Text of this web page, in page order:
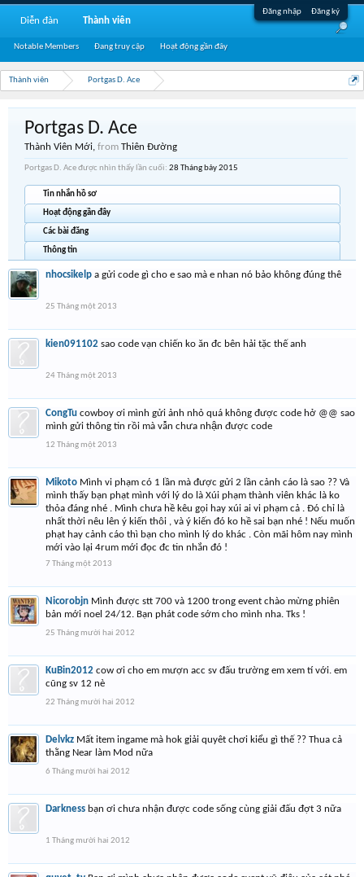
Đăng nhập Đăng ký
Thành viên Portgas D. Ace
Portgas D. Ace
Thành Viên Mới, from Thiên Đường
Portgas D. Ace được nhìn thấy lần cuối: 28 Tháng bảy 2015
Tin nhắn hồ sơ
Hoạt động gần đây
Các bài đăng
Thông tin
nhocsikelp a gửi code gì cho e sao mà e nhan nó bảo không đúng thê
25 Tháng một 2013
kien091102 sao code vạn chiến ko ăn đc bên hải tặc thế anh
24 Tháng một 2013
CongTu cowboy ơi mình gửi ảnh nhỏ quá không được code hở @@ sao
mình gửi thông tin rồi mà vẫn chưa nhận được code
12 Tháng một 2013
Mikoto Mình vi phạm có 1 lần mà được gửi 2 lần cảnh cáo là sao ?? Và
mình thấy bạn phạt mình với lý do là Xúi phạm thành viên khác là ko
thỏa đáng nhé . Mình chưa hề kêu gọi hay xúi ai vi phạm cả . Đó chỉ là
nhất thời nêu lên ý kiến thôi , và ý kiến đó ko hề sai bạn nhé ! Nếu muốn
phạt hay cảnh cáo thì bạn cho mình lý do khác . Còn mãi hôm nay mình
mới vào lại 4rum mới đọc đc tin nhắn đó !
7 Tháng một 2013
Nicorobjn Mình được stt 700 và 1200 trong event chào mừng phiên
bản mới noel 24/12. Bạn phát code sớm cho mình nha. Tks !
25 Tháng mười hai 2012
KuBin2012 cow ơi cho em mượn acc sv đấu trường em xem tí với. em
cũng sv 12 nè
22 Tháng mười hai 2012
Delvkz Mất item ingame mà hok giải quyêt chơi kiểu gì thế ?? Thua cả
thằng Near làm Mod nữa
6 Tháng mười hai 2012
Darkness bạn ơi chưa nhận được code sống cùng giải đấu đợt 3 nữa
1 Tháng mười hai 2012
Diễn đàn Thành viên
Notable Members Đang truy cập Hoạt động gần đây